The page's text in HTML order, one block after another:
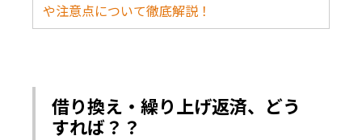
や注意点について徹底解説！
借り換え・繰り上げ返済、どう
すれば？？